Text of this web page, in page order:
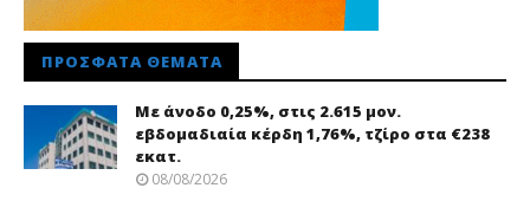
ΠΡΌΣΦΑΤΑ ΘΈΜΑΤΑ
Με άνοδο 0,25%, στις 2.615 μον.
εβδομαδιαία κέρδη 1,76%, τζίρο στα €238
εκατ.
08/08/2026